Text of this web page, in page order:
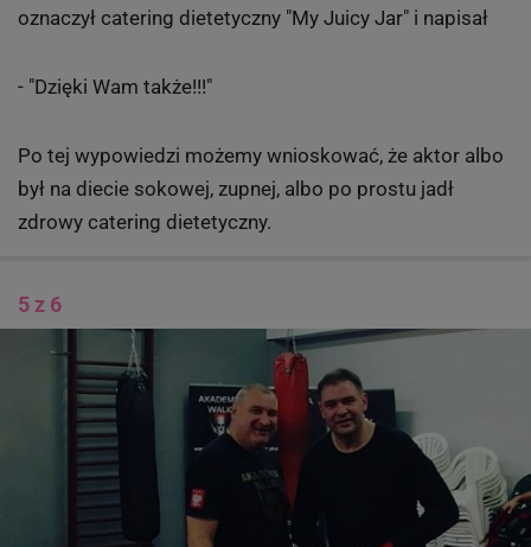
oznaczył catering dietetyczny "My Juicy Jar" i napisał
- "Dzięki Wam także!!!"
Po tej wypowiedzi możemy wnioskować, że aktor albo
był na diecie sokowej, zupnej, albo po prostu jadł
zdrowy catering dietetyczny.
5 z 6